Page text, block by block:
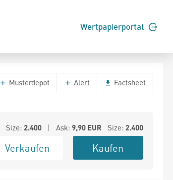
Wertpapierportal
Musterdepot Alert Factsheet
Size: 2.400| Ask: 9,90EUR Size: 2.400
Verkaufen Kaufen